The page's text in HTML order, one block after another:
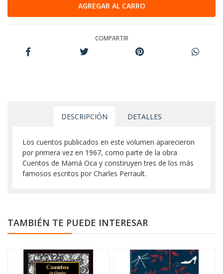
COMPARTIR
DESCRIPCIÓN DETALLES
Los cuentos publicados en este volumen aparecieron
por primera vez en 1967, como parte de la obra
Cuentos de Mamá Oca y constiruyen tres de los más
famosos escritos por Charles Perrault.
TAMBIÉN TE PUEDE INTERESAR